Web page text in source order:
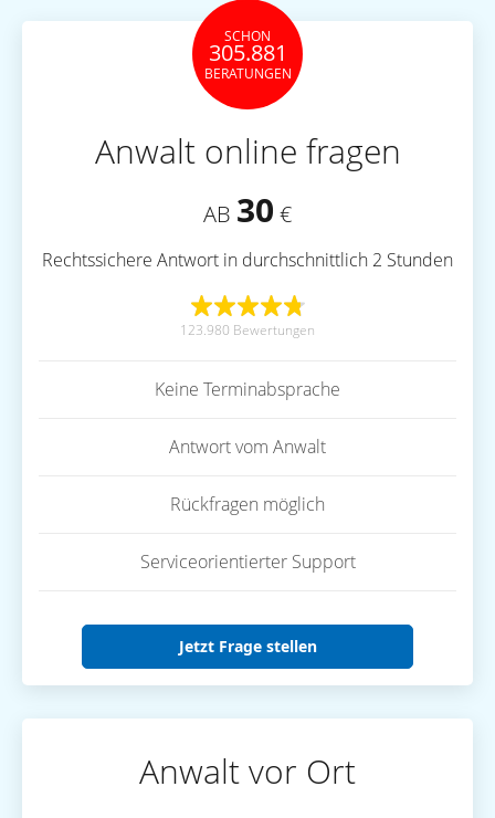
SCHON
305.881
BERATUNGEN
Anwalt online fragen
AB 30 €
Rechtssichere Antwort in durchschnittlich 2 Stunden
123.980 Bewertungen
Keine Terminabsprache
Antwort vom Anwalt
Rückfragen möglich
Serviceorientierter Support
Jetzt Frage stellen
Anwalt vor Ort